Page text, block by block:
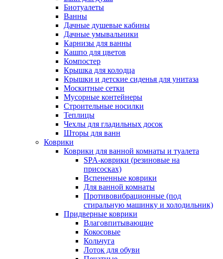
Биотуалеты
Ванны
Дачные душевые кабины
Дачные умывальники
Карнизы для ванны
Кашпо для цветов
Компостер
Крышка для колодца
Крышки и детские сиденья для унитаза
Москитные сетки
Мусорные контейнеры
Строительные носилки
Теплицы
Чехлы для гладильных досок
Шторы для ванн
Коврики
Коврики для ванной комнаты и туалета
SPA-коврики (резиновые на
присосках)
Вспененные коврики
Для ванной комнаты
Противовибрационные (под
стиральную машинку и холодильник)
Придверные коврики
Влаговпитывающие
Кокосовые
Кольчуга
Лоток для обуви